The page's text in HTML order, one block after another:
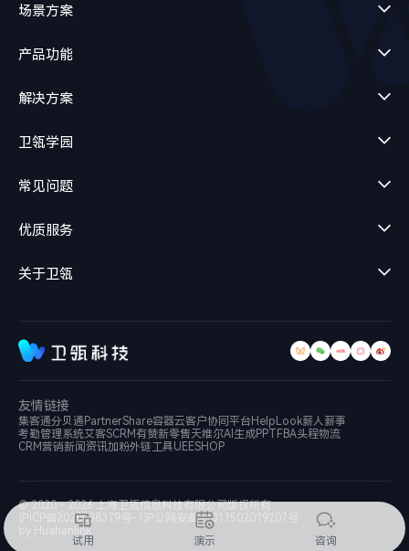
场景方案
产品功能
解决方案
卫瓴学园
常见问题
优质服务
关于卫瓴
友情链接
集客通分贝通 PartnerShare容器云客户协同平台 HelpLook薪人薪事
考勤管理系统艾客SCRM有赞新零售天维尔AI生成PPT FBA头程物流
CRM营销新闻资讯加粉外链工具UEESHOP
© 2020 - 2026 上海卫瓴信息科技有限公司版权所有
沪ICP备2020038379号-1
沪公网安备31011502019207号
by Huahanlink
试用 演示 咨询